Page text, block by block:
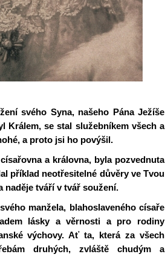
svého Syna, našeho Pána Ježíše
Králem, se stal služebníkem všech a
a proto jsi ho povýšil.
a královna, byla pozvednuta
příklad neotřesitelné důvěry ve Tvou
naděje tváří v tvář soužení.
manžela, blahoslaveného císaře
lásky a věrnosti a pro rodiny
výchovy. Ať ta, která za všech
druhých, zvláště chudým a